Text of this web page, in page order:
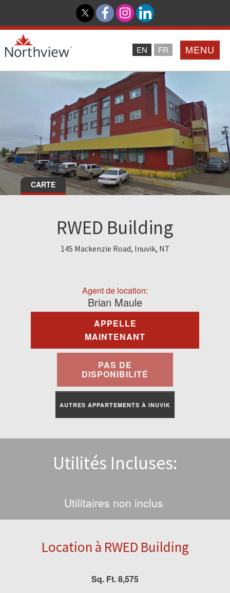
MENU
EN FR
Accueil
Partenaires
Northview PROMISE
Investisseurs
À Louer
Contactez-Nous
Portail Des Résidents
CARTE
RWED Building
145 Mackenzie Road, Inuvik, NT
Agent de location:
Brian Maule
APPELLE
MAINTENANT
PAS DE
DISPONIBILITÉ
AUTRES APPARTEMENTS À INUVIK
Utilités Incluses:
Utilitaires non inclus
Location à RWED Building
Sq. Ft. 8,575